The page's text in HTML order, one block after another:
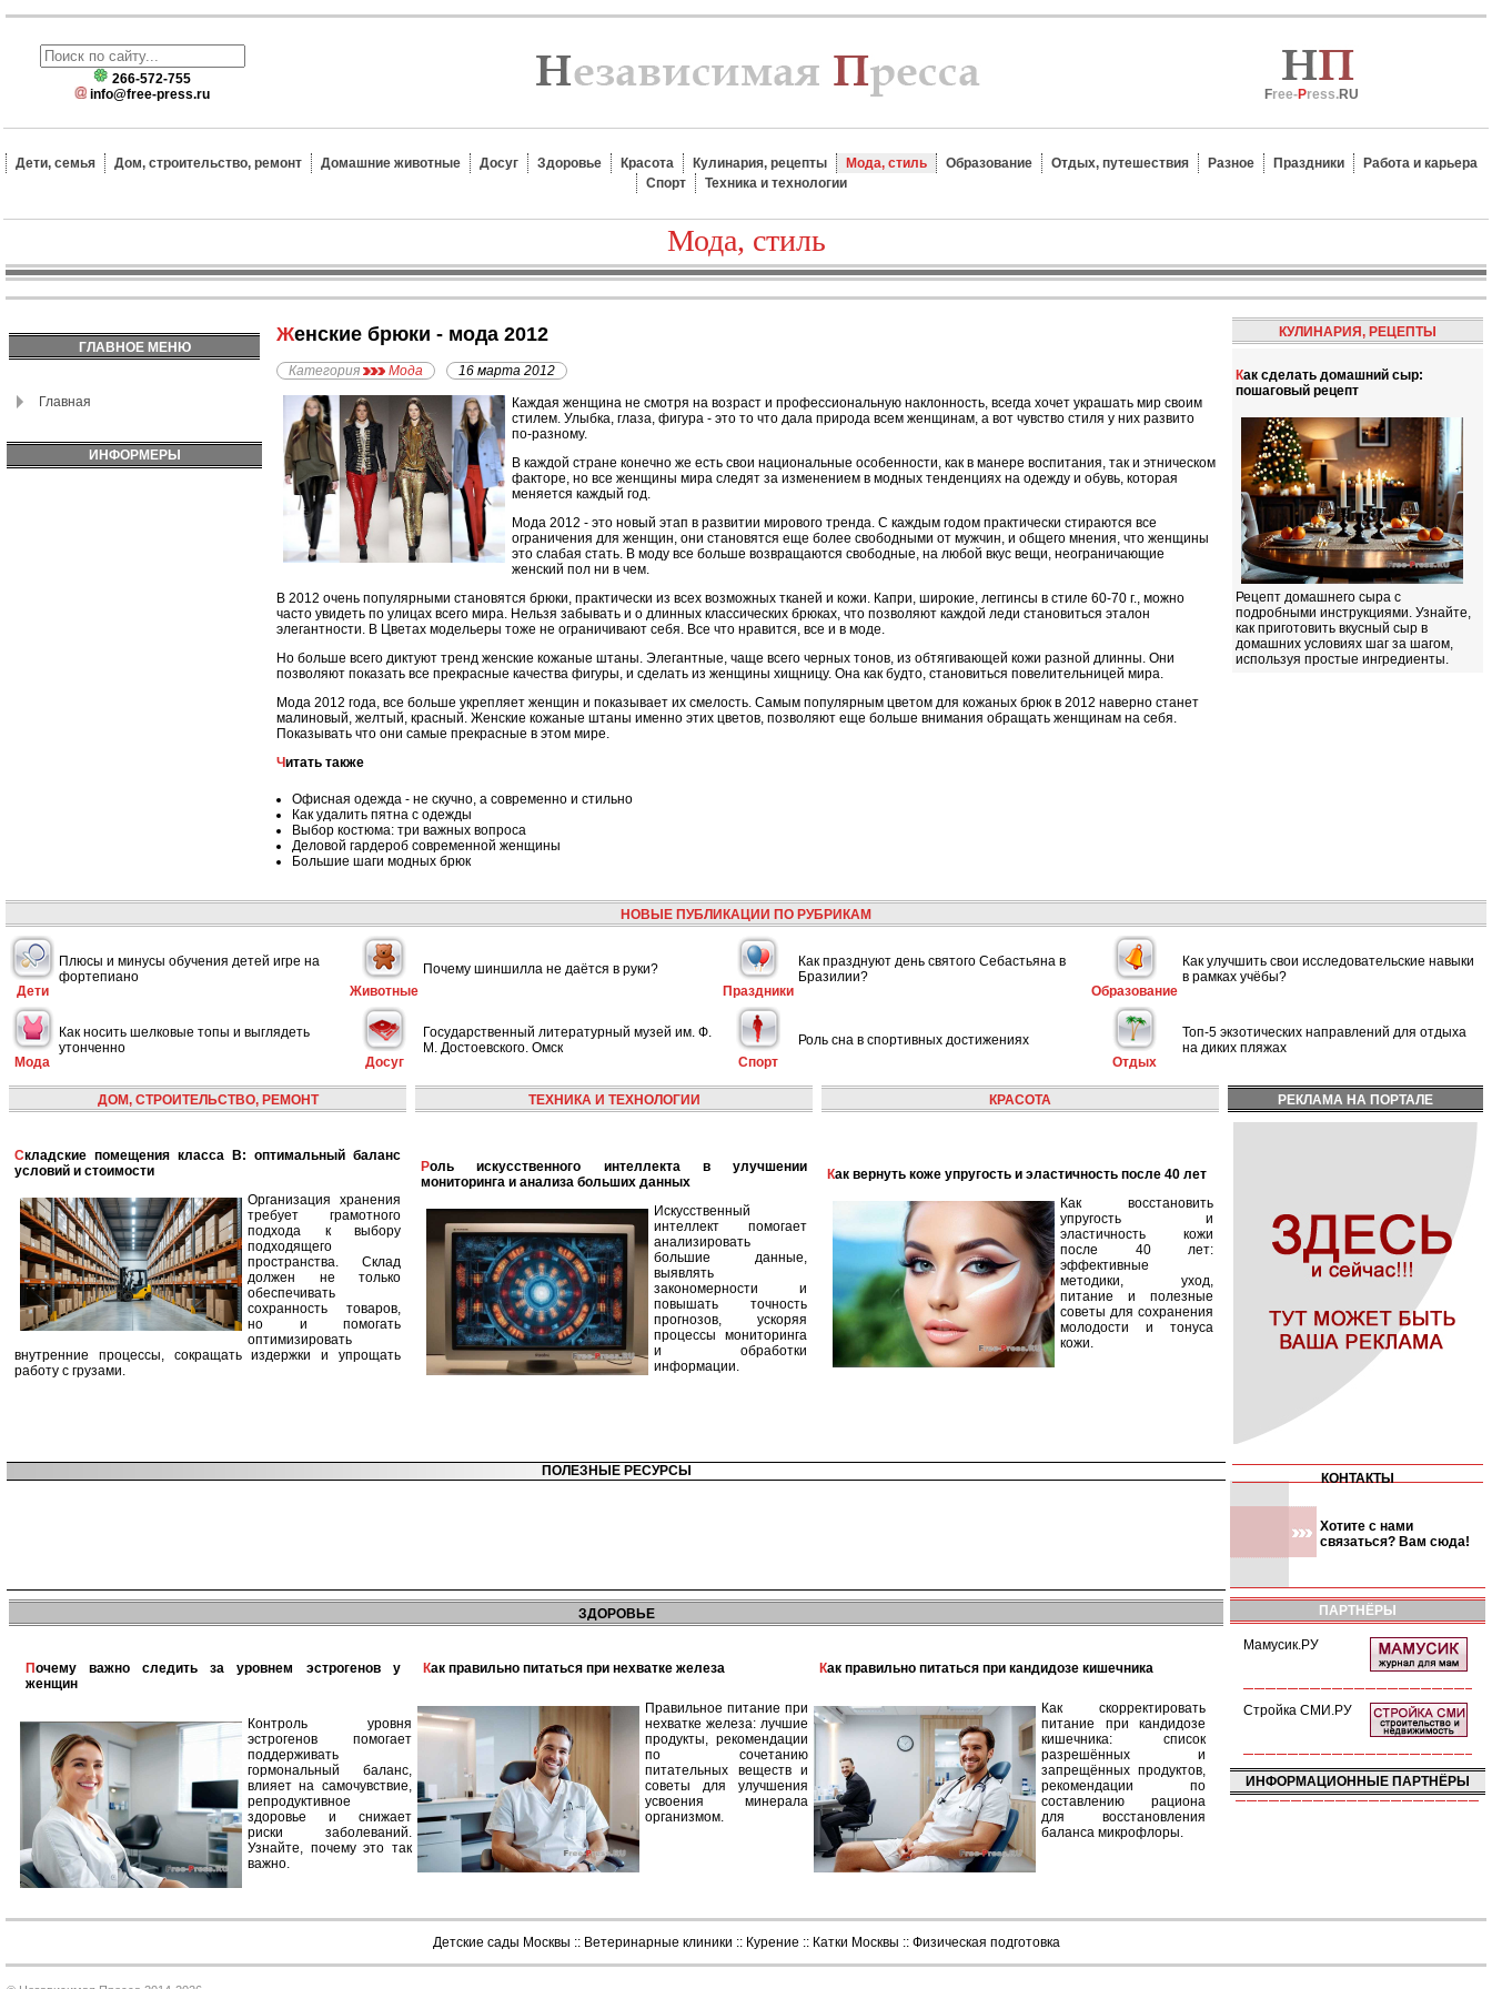
266-572-755
info@free-press.ru
Free-Press.RU
Дети, семья Дом, строительство, ремонт Домашние животные Досуг Здоровье Красота Кулинария, рецепты Мода, стиль Образование Отдых, путешествия Разное Праздники
Работа и карьера
Спорт
Техника и технологии
Мода, стиль
ГЛАВНОЕ МЕНЮ
Главная
ИНФОРМЕРЫ
Женские брюки - мода 2012
Категория Мода 16 марта 2012
Каждая женщина не смотря на возраст и профессиональную наклонность, всегда хочет украшать мир своим
стилем. Улыбка, глаза, фигура - это то что дала природа всем женщинам, а вот чувство стиля у них развито
по-разному.
В каждой стране конечно же есть свои национальные особенности, как в манере воспитания, так и этническом
факторе, но все женщины мира следят за изменением в модных тенденциях на одежду и обувь, которая
меняется каждый год.
Мода 2012 - это новый этап в развитии мирового тренда. С каждым годом практически стираются все
ограничения для женщин, они становятся еще более свободными от мужчин, и общего мнения, что женщины
это слабая стать. В моду все больше возвращаются свободные, на любой вкус вещи, неограничающие
женский пол ни в чем.
В 2012 очень популярными становятся брюки, практически из всех возможных тканей и кожи. Капри, широкие, леггинсы в стиле 60-70 г., можно
часто увидеть по улицах всего мира. Нельзя забывать и о длинных классических брюках, что позволяют каждой леди становиться эталон
элегантности. В Цветах модельеры тоже не ограничивают себя. Все что нравится, все и в моде.
Но больше всего диктуют тренд женские кожаные штаны. Элегантные, чаще всего черных тонов, из обтягивающей кожи разной длинны. Они
позволяют показать все прекрасные качества фигуры, и сделать из женщины хищницу. Она как будто, становиться повелительницей мира.
Мода 2012 года, все больше укрепляет женщин и показывает их смелость. Самым популярным цветом для кожаных брюк в 2012 наверно станет
малиновый, желтый, красный. Женские кожаные штаны именно этих цветов, позволяют еще больше внимания обращать женщинам на себя.
Показывать что они самые прекрасные в этом мире.
Читать также
Офисная одежда - не скучно, а современно и стильно
Как удалить пятна с одежды
Выбор костюма: три важных вопроса
Деловой гардероб современной женщины
Большие шаги модных брюк
КУЛИНАРИЯ, РЕЦЕПТЫ
Как сделать домашний сыр:
пошаговый рецепт
Рецепт домашнего сыра с
подробными инструкциями. Узнайте,
как приготовить вкусный сыр в
домашних условиях шаг за шагом,
используя простые ингредиенты.
НОВЫЕ ПУБЛИКАЦИИ ПО РУБРИКАМ
Дети
Плюсы и минусы обучения детей игре на
фортепиано
Животные
Почему шиншилла не даётся в руки?
Праздники
Как празднуют день святого Себастьяна в
Бразилии?
Образование
Как улучшить свои исследовательские навыки
в рамках учёбы?
Мода
Как носить шелковые топы и выглядеть
утонченно
Досуг
Государственный литературный музей им. Ф.
М. Достоевского. Омск
Спорт
Роль сна в спортивных достижениях
Отдых
Топ-5 экзотических направлений для отдыха
на диких пляжах
ДОМ, СТРОИТЕЛЬСТВО, РЕМОНТ
Складские помещения класса B: оптимальный баланс
условий и стоимости
Организация хранения
требует грамотного
подхода к выбору
подходящего
пространства. Склад
должен не только
обеспечивать
сохранность товаров,
но и помогать
оптимизировать
внутренние процессы, сокращать издержки и упрощать
работу с грузами.
ТЕХНИКА И ТЕХНОЛОГИИ
Роль искусственного интеллекта в улучшении
мониторинга и анализа больших данных
Искусственный
интеллект помогает
анализировать
большие данные,
выявлять
закономерности и
повышать точность
прогнозов, ускоряя
процессы мониторинга
и обработки
информации.
КРАСОТА
Как вернуть коже упругость и эластичность после 40 лет
Как восстановить
упругость и
эластичность кожи
после 40 лет:
эффективные
методики, уход,
питание и полезные
советы для сохранения
молодости и тонуса
кожи.
РЕКЛАМА НА ПОРТАЛЕ
ПОЛЕЗНЫЕ РЕСУРСЫ КОНТАКТЫ
Хотите с нами
связаться? Вам сюда!
ЗДОРОВЬЕ
Почему важно следить за уровнем эстрогенов у
женщин
Контроль уровня
эстрогенов помогает
поддерживать
гормональный баланс,
влияет на самочувствие,
репродуктивное
здоровье и снижает
риски заболеваний.
Узнайте, почему это так
важно.
Как правильно питаться при нехватке железа
Правильное питание при
нехватке железа: лучшие
продукты, рекомендации
по сочетанию
питательных веществ и
советы для улучшения
усвоения минерала
организмом.
Как правильно питаться при кандидозе кишечника
Как скорректировать
питание при кандидозе
кишечника: список
разрешённых и
запрещённых продуктов,
рекомендации по
составлению рациона
для восстановления
баланса микрофлоры.
ПАРТНЁРЫ
Мамусик.РУ
Стройка СМИ.РУ
ИНФОРМАЦИОННЫЕ ПАРТНЁРЫ
Детские сады Москвы :: Ветеринарные клиники :: Курение :: Катки Москвы :: Физическая подготовка